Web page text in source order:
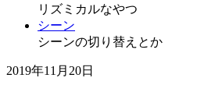
リズミカルなやつ
シーン
シーンの切り替えとか
2019年11月20日